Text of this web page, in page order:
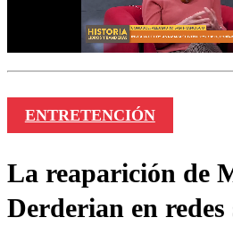
ENTRETENCIÓN
La reaparición de
Derderian en redes